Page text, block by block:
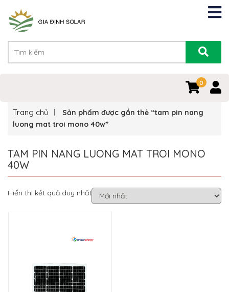
0
Trang chủ
Sản phẩm được gắn thẻ “tam pin nang
luong mat troi mono 40w”
TAM PIN NANG LUONG MAT TROI MONO
40W
Hiển thị kết quả duy nhất